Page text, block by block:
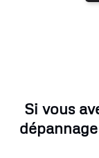
Si vous